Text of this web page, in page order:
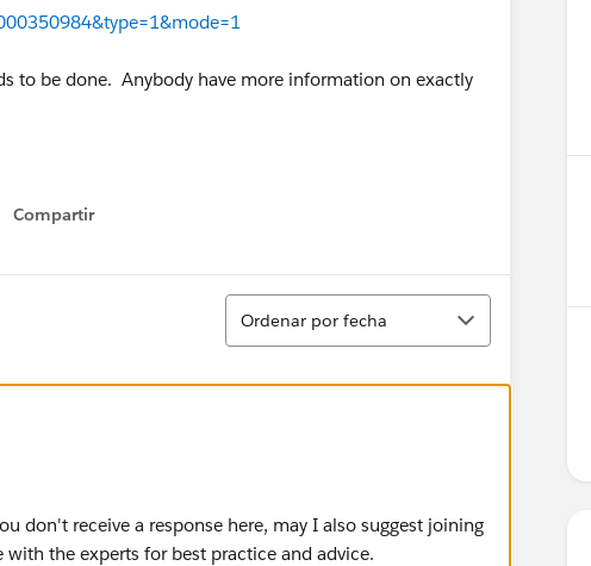
to be done. Anybody have more information on exactly
Compartir
Show menu
Ordenar
Ordenar por fecha
don't receive a response here, may I also suggest joining
the experts for best practice and advice.